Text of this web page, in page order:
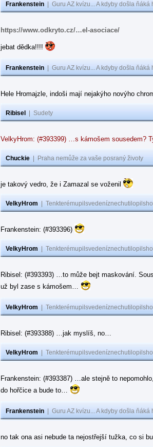
Frankenstein Guru AZ kvízu... A kdyby došla
https://www.odkryto.cz/…el-asociace/
jebat dědka!!!!
Frankenstein Guru AZ kvízu... A kdyby došla
Hele Hromajzle, indoši mají nejakýho novýho
Ribisel Sudety
VelkyHrom: (#393399) …s kámošem sousedem?
Chuckie Praha nemůže za vaše posraný životy
je takový vedro, že i Zamazal se voženil
VelkyHrom
Frankenstein: (#393396)
VelkyHrom
Ribisel: (#393393) …to může bejt maskování.
už byl zase s kámošem…
VelkyHrom
Ribisel: (#393388) …jak myslíš, no…
VelkyHrom
Frankenstein: (#393387) …ale stejně to
do hořčice a bude to…
Frankenstein Guru AZ kvízu... A kdyby došla
no tak ona asi nebude ta nejostřejší tužka, co si